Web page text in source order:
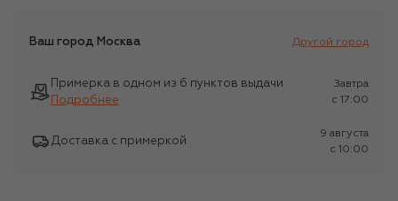
Ваш город Москва Другой город
Примерка в одном из 6 пунктов выдачи
Подробнее
Завтра
c 17:00
Доставка с примеркой
9 августа
c 10:00